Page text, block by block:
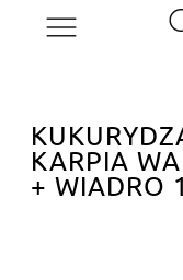
KARPIA
+ WIADRO